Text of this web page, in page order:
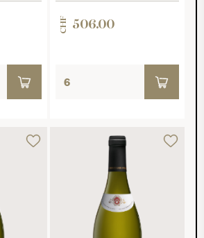
CHF 506.00